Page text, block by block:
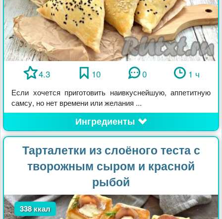
4.3 10 0 1 ч
Если хочется приготовить наивкуснейшую, аппетитную
самсу, но нет времени или желания ...
Ингредиенты
Тарталетки из слоёного теста с
творожным сыром и красной
рыбой
338 ккал